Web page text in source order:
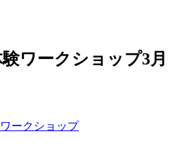
ワークショップ3月
ークショップ